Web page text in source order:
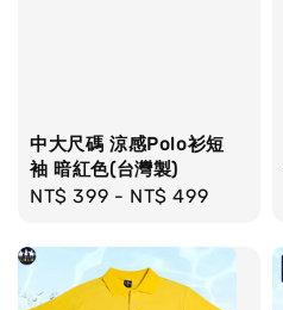
中大尺碼 涼感Polo衫短
袖 暗紅色(台灣製)
Regular
NT$ 399 - NT$ 499